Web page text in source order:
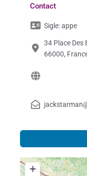
Contact
Sigle:appe
34 Place Des
66000,
+